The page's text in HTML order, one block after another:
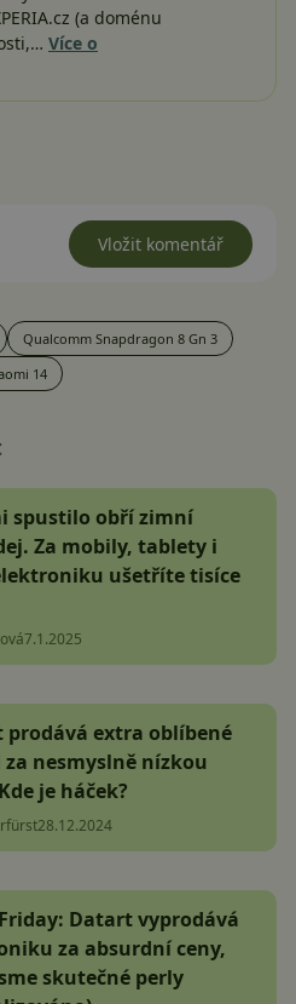
(a doménu
Více o
Vložit komentář
Qualcomm Snapdragon 8 Gn 3
14
spustilo obří zimní
Za mobily, tablety i
ušetříte tisíce
7.1.2025
prodává extra oblíbené
za nesmyslně nízkou
je háček?
28.12.2024
Datart vyprodává
za absurdní ceny,
skutečné perly